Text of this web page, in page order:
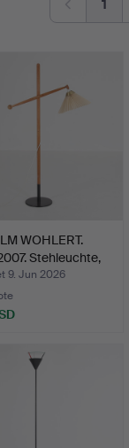
1
WOHLERT.
Stehleuchte,
9. Jun 2026